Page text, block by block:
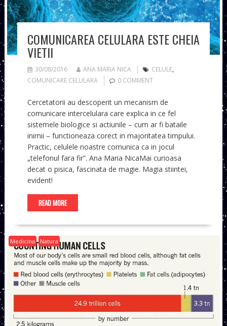
COMUNICAREA CELULARA ESTE CHEIA
VIETII
30/08/2016 ANA MARIA NICA CELULE,
COMUNICARE CELULARA
0 COMMENT
Cercetatorii au descoperit un mecanism de
comunicare intercelulara care explica in ce fel
sistemele biologice si actiunile – cum ar fi bataile
inimii – functioneaza corect in majoritatea timpului.
Practic, celulele noastre comunica ca in jocul
„telefonul fara fir”. Ana Maria NicaMai curioasa
decat o pisica, fascinata de magie. Magia stiintei,
evident!
READ MORE
Medicina Natura